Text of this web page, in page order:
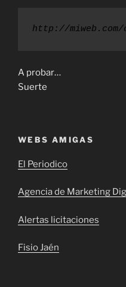
http://
A probar…
Suerte
WEBS AMIGAS
El Periodico
Agencia de Marketing
Alertas licitaciones
Fisio Jaén